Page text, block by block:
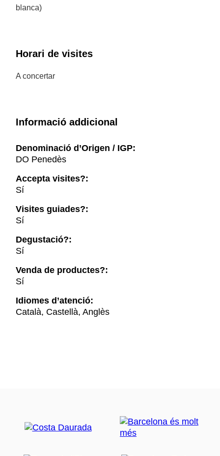
blanca)
Horari de visites
A concertar
Informació addicional
Denominació d’Origen / IGP:
DO Penedès
Accepta visites?:
Sí
Visites guiades?:
Sí
Degustació?:
Sí
Venda de productes?:
Sí
Idiomes d’atenció:
Català, Castellà, Anglès